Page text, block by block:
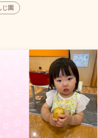
じ園